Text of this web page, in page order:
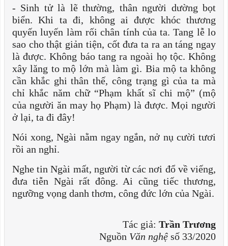
- Sinh tử là lẽ thường, thân người dường bọt
biển. Khi ta đi, không ai được khóc thương
quyến luyến làm rối chân tính của ta. Tang lễ lo
sao cho thật giản tiện, cốt đưa ta ra an táng ngay
là được. Không báo tang ra ngoài họ tộc. Không
xây lăng to mộ lớn mà làm gì. Bia mộ ta không
cần khắc ghi thân thế, công trạng gì của ta mà
chỉ khắc năm chữ “Phạm khất sĩ chi mộ” (mộ
của người ăn may họ Phạm) là được. Mọi người
ở lại, ta đi đây!
Nói xong, Ngài nằm ngay ngắn, nở nụ cười tươi
rồi an nghỉ.
Nghe tin Ngài mất, người từ các nơi đổ về viếng,
đưa tiễn Ngài rất đông. Ai cũng tiếc thương,
ngưỡng vọng danh thơm, công đức lớn của Ngài.
Tác giả: Trần Trương
Nguồn Văn nghệ số 33/2020